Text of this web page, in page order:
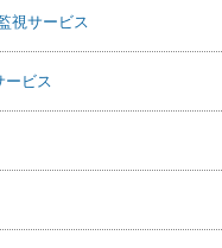
視サービス
ービス